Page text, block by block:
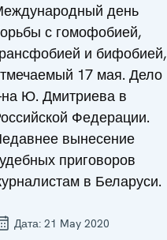
день
с гомофобией,
и бифобией,
17 мая. Дело
на Ю. Дмитриева в
Федерации.
вынесение
приговоров
в Беларуси.
Дата: 21 May 2020